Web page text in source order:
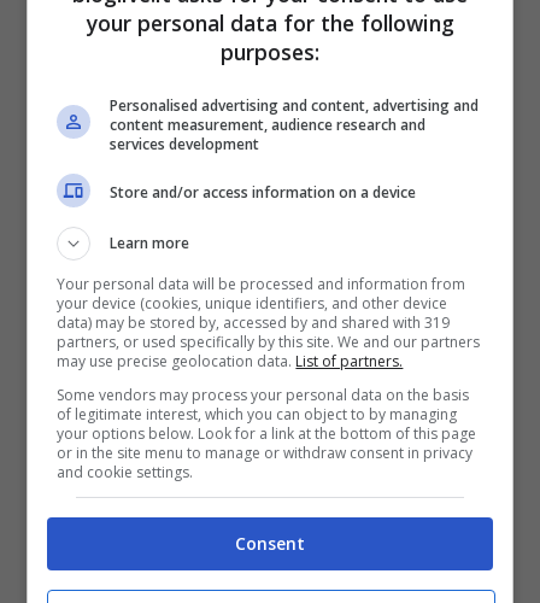
L’attrice turca Hande Erçel (fonte Instagram)
Oltre agli impegni italiani però, ora
arrivano le voci su una nuova soap turca
che potrebbe incendiare di nuovo il cuore
your personal data for the following
purposes:
Personalised advertising and content, advertising and
content measurement, audience research and
services development
Store and/or access information on a device
Learn more
Your personal data will be processed and information from
your device (cookies, unique identifiers, and other device
data) may be stored by, accessed by and shared with 319
partners, or used specifically by this site. We and our partners
may use precise geolocation data. List of partners.
Some vendors may process your personal data on the basis
of legitimate interest, which you can object to by managing
your options below. Look for a link at the bottom of this page
or in the site menu to manage or withdraw consent in privacy
and cookie settings.
Consent